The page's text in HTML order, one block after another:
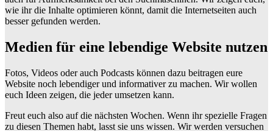
wie ihr die Inhalte optimieren könnt, damit die Internetseiten auch
besser gefunden werden.
Medien für eine lebendige Website nutzen
Fotos, Videos oder auch Podcasts können dazu beitragen eure
Website noch lebendiger und informativer zu machen. Wir wollen
euch Ideen zeigen, die jeder umsetzen kann.
Freut euch also auf die nächsten Wochen. Wenn ihr spezielle Fragen
zu diesen Themen habt, lasst sie uns wissen. Wir werden versuchen